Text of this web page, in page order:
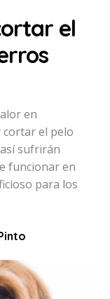
el
en
el pelo
sufrirán
funcionar en
para los